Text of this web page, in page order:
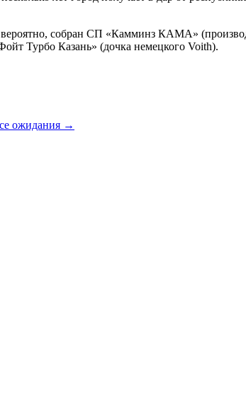
собран СП «Камминз КАМА»
Турбо Казань» (дочка немецкого Voith).
ожидания →